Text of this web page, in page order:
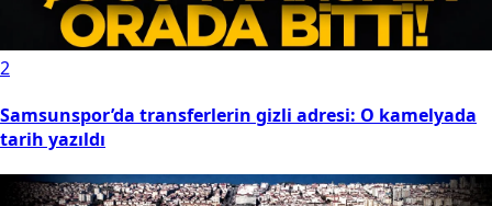
2
Samsunspor’da transferlerin gizli adresi: O kamelyada
tarih yazıldı